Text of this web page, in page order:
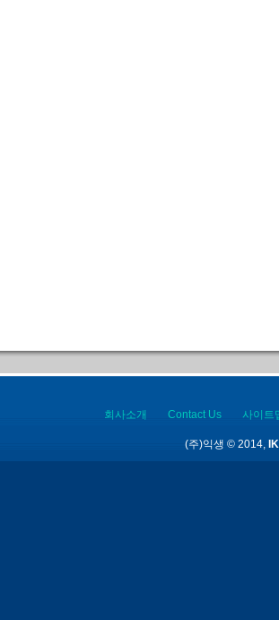
회사소개 Contact Us 사이트
(주)익생 © 2014,